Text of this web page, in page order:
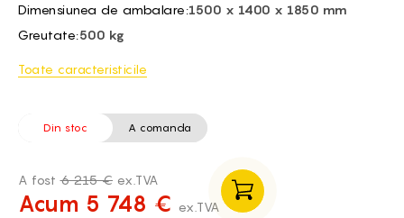
Dimensiunea de ambalare:1500 x 1400 x 1850 mm
Greutate:500 kg
Toate caracteristicile
Din stoc A comanda
A fost6 215 € ex.TVA
Acum 5 748 € ex.TVA